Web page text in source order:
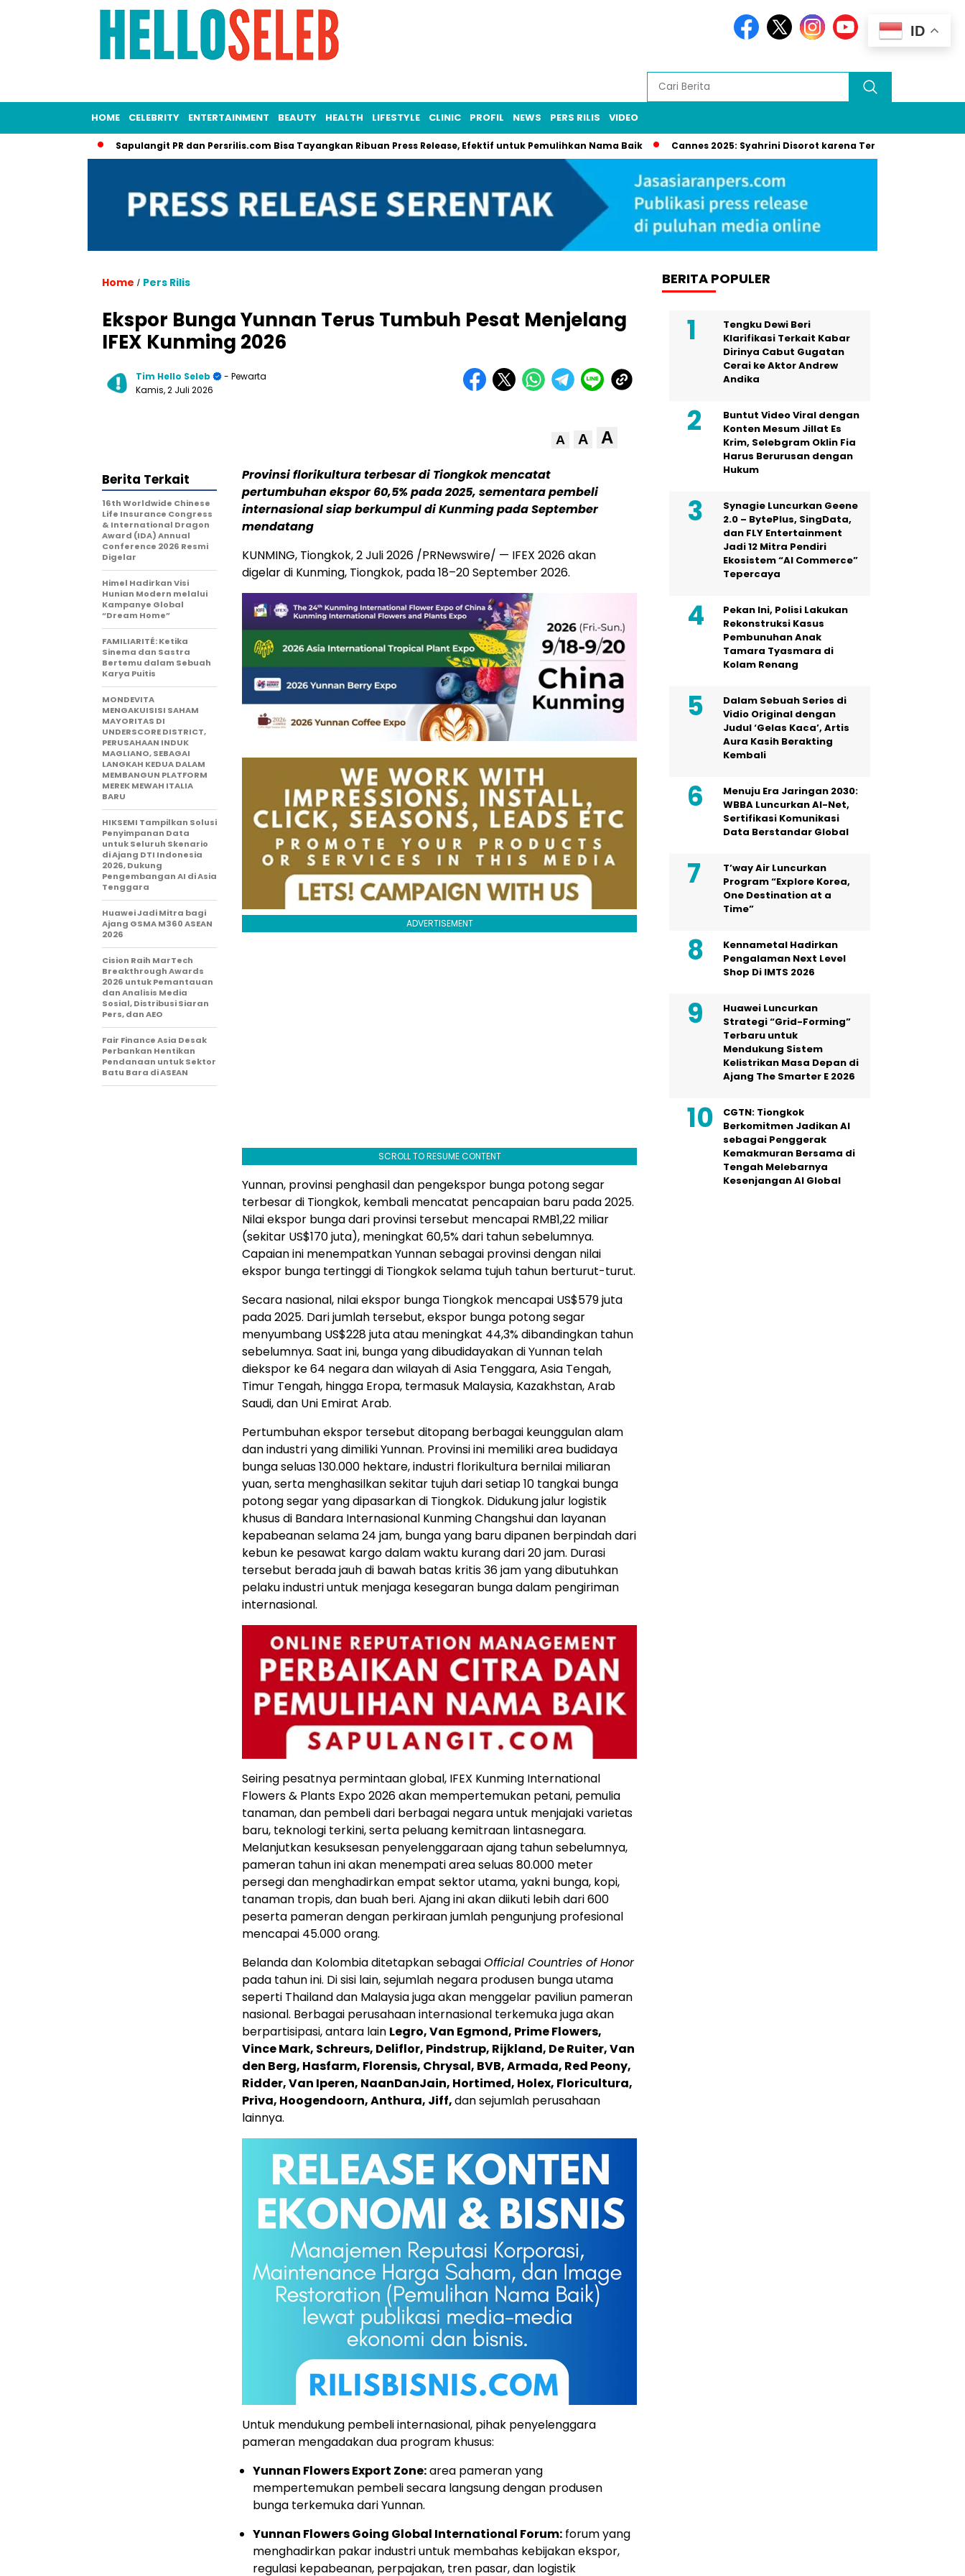
HOME CELEBRITY ENTERTAINMENT BEAUTY HEALTH LIFESTYLE CLINIC PROFIL NEWS PERS RILIS VIDEO
Sapulangit PR dan Persrilis.com Bisa Tayangkan Ribuan Press Release, Efektif untuk Pemulihkan Nama Baik Cannes 2025: Syahrini Disorot karena Terima Penghargaan
Home / Pers Rilis
Ekspor Bunga Yunnan Terus Tumbuh Pesat Menjelang
IFEX Kunming 2026
Tim Hello Seleb
- Pewarta
Kamis, 2 Juli 2026
A A A
Provinsi florikultura terbesar di Tiongkok mencatat
pertumbuhan ekspor 60,5% pada 2025, sementara pembeli
internasional siap berkumpul di Kunming pada September
mendatang
KUNMING, Tiongkok,2 Juli 2026 /PRNewswire/ — IFEX 2026 akan
digelar di Kunming, Tiongkok, pada 18–20 September 2026.
ADVERTISEMENT
SCROLL TO RESUME CONTENT
Yunnan, provinsi penghasil dan pengekspor bunga potong segar
terbesar di Tiongkok, kembali mencatat pencapaian baru pada 2025.
Nilai ekspor bunga dari provinsi tersebut mencapai RMB1,22 miliar
(sekitar US$170 juta), meningkat 60,5% dari tahun sebelumnya.
Capaian ini menempatkan Yunnan sebagai provinsi dengan nilai
ekspor bunga tertinggi di Tiongkok selama tujuh tahun berturut-turut.
Secara nasional, nilai ekspor bunga Tiongkok mencapai US$579 juta
pada 2025. Dari jumlah tersebut, ekspor bunga potong segar
menyumbang US$228 juta atau meningkat 44,3% dibandingkan tahun
sebelumnya. Saat ini, bunga yang dibudidayakan di Yunnan telah
diekspor ke 64 negara dan wilayah di Asia Tenggara, Asia Tengah,
Timur Tengah, hingga Eropa, termasuk Malaysia, Kazakhstan, Arab
Saudi, dan Uni Emirat Arab.
Pertumbuhan ekspor tersebut ditopang berbagai keunggulan alam
dan industri yang dimiliki Yunnan. Provinsi ini memiliki area budidaya
bunga seluas 130.000 hektare, industri florikultura bernilai miliaran
yuan, serta menghasilkan sekitar tujuh dari setiap 10 tangkai bunga
potong segar yang dipasarkan di Tiongkok. Didukung jalur logistik
khusus di Bandara Internasional Kunming Changshui dan layanan
kepabeanan selama 24 jam, bunga yang baru dipanen berpindah dari
kebun ke pesawat kargo dalam waktu kurang dari 20 jam. Durasi
tersebut berada jauh di bawah batas kritis 36 jam yang dibutuhkan
pelaku industri untuk menjaga kesegaran bunga dalam pengiriman
internasional.
Seiring pesatnya permintaan global, IFEX Kunming International
Flowers & Plants Expo 2026 akan mempertemukan petani, pemulia
tanaman, dan pembeli dari berbagai negara untuk menjajaki varietas
baru, teknologi terkini, serta peluang kemitraan lintasnegara.
Melanjutkan kesuksesan penyelenggaraan ajang tahun sebelumnya,
pameran tahun ini akan menempati area seluas 80.000 meter
persegi dan menghadirkan empat sektor utama, yakni bunga, kopi,
tanaman tropis, dan buah beri. Ajang ini akan diikuti lebih dari 600
peserta pameran dengan perkiraan jumlah pengunjung profesional
mencapai 45.000 orang.
Belanda dan Kolombia ditetapkan sebagaiOfficial Countries of Honor
pada tahun ini. Di sisi lain, sejumlah negara produsen bunga utama
seperti Thailand dan Malaysia juga akan menggelar paviliun pameran
nasional. Berbagai perusahaan internasional terkemuka juga akan
berpartisipasi, antara lain Legro, Van Egmond, Prime Flowers,
Vince Mark, Schreurs, Deliflor, Pindstrup, Rijkland, De Ruiter, Van
den Berg, Hasfarm, Florensis, Chrysal, BVB, Armada, Red Peony,
Ridder, Van Iperen, NaanDanJain, Hortimed, Holex, Floricultura,
Priva, Hoogendoorn, Anthura, Jiff,dan sejumlah perusahaan
lainnya.
Untuk mendukung pembeli internasional, pihak penyelenggara
pameran mengadakan dua program khusus:
Yunnan Flowers Export Zone:area pameran yang
mempertemukan pembeli secara langsung dengan produsen
bunga terkemuka dari Yunnan.
Yunnan Flowers Going Global International Forum: forum yang
menghadirkan pakar industri untuk membahas kebijakan ekspor,
regulasi kepabeanan, perpajakan, tren pasar, dan logistik
Berita Terkait
16th Worldwide Chinese
Life Insurance Congress
& International Dragon
Award (IDA) Annual
Conference 2026 Resmi
Digelar
Himel Hadirkan Visi
Hunian Modern melalui
Kampanye Global
“Dream Home”
FAMILIARITÉ: Ketika
Sinema dan Sastra
Bertemu dalam Sebuah
Karya Puitis
MONDEVITA
MENGAKUISISI SAHAM
MAYORITAS DI
UNDERSCORE DISTRICT,
PERUSAHAAN INDUK
MAGLIANO, SEBAGAI
LANGKAH KEDUA DALAM
MEMBANGUN PLATFORM
MEREK MEWAH ITALIA
BARU
HIKSEMI Tampilkan Solusi
Penyimpanan Data
untuk Seluruh Skenario
di Ajang DTI Indonesia
2026, Dukung
Pengembangan AI di Asia
Tenggara
Huawei Jadi Mitra bagi
Ajang GSMA M360 ASEAN
2026
Cision Raih MarTech
Breakthrough Awards
2026 untuk Pemantauan
dan Analisis Media
Sosial, Distribusi Siaran
Pers, dan AEO
Fair Finance Asia Desak
Perbankan Hentikan
Pendanaan untuk Sektor
Batu Bara di ASEAN
BERITA POPULER
Tengku Dewi Beri
Klarifikasi Terkait Kabar
Dirinya Cabut Gugatan
Cerai ke Aktor Andrew
Andika
Buntut Video Viral dengan
Konten Mesum Jillat Es
Krim, Selebgram Oklin Fia
Harus Berurusan dengan
Hukum
Synagie Luncurkan Geene
2.0 – BytePlus, SingData,
dan FLY Entertainment
Jadi 12 Mitra Pendiri
Ekosistem “AI Commerce”
Tepercaya
Pekan Ini, Polisi Lakukan
Rekonstruksi Kasus
Pembunuhan Anak
Tamara Tyasmara di
Kolam Renang
Dalam Sebuah Series di
Vidio Original dengan
Judul ‘Gelas Kaca’, Artis
Aura Kasih Berakting
Kembali
Menuju Era Jaringan 2030:
WBBA Luncurkan AI-Net,
Sertifikasi Komunikasi
Data Berstandar Global
T’way Air Luncurkan
Program “Explore Korea,
One Destination at a
Time”
Kennametal Hadirkan
Pengalaman Next Level
Shop Di IMTS 2026
Huawei Luncurkan
Strategi “Grid-Forming”
Terbaru untuk
Mendukung Sistem
Kelistrikan Masa Depan di
Ajang The Smarter E 2026
CGTN: Tiongkok
Berkomitmen Jadikan AI
sebagai Penggerak
Kemakmuran Bersama di
Tengah Melebarnya
Kesenjangan AI Global
ID